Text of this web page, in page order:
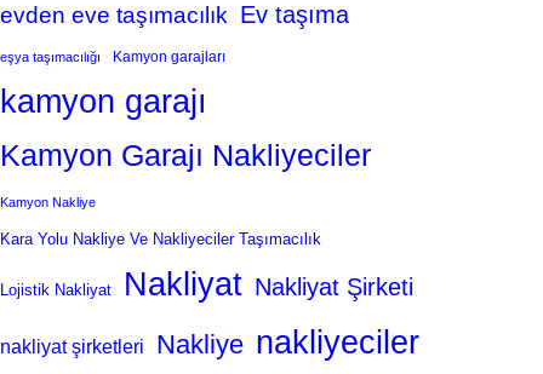
evden eve taşımacılık Ev taşıma
eşya taşımacılığı Kamyon garajları
kamyon garajı
Kamyon Garajı Nakliyeciler
Kamyon Nakliye
Kara Yolu Nakliye Ve Nakliyeciler Taşımacılık
Lojistik Nakliyat Nakliyat Nakliyat Şirketi
nakliyat şirketleri Nakliye nakliyeciler